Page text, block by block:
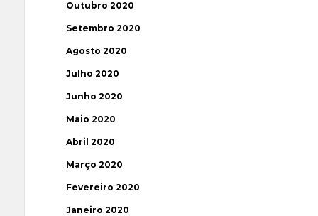
Outubro 2020
Setembro 2020
Agosto 2020
Julho 2020
Junho 2020
Maio 2020
Abril 2020
Março 2020
Fevereiro 2020
Janeiro 2020